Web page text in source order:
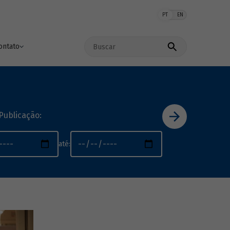
PT EN
até: